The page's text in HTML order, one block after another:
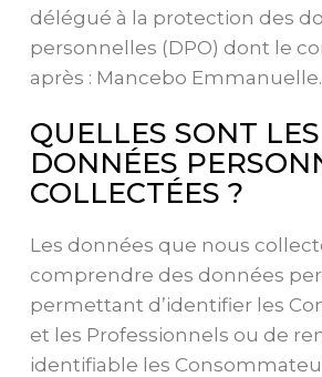
délégué à la protection des
personnelles (DPO) dont le
après : Mancebo Emmanuelle.
QUELLES SONT LES
DONNÉES
COLLECTÉES ?
Les données que nous
comprendre des données
permettant d’identifier les
et les Professionnels ou de
identifiable les